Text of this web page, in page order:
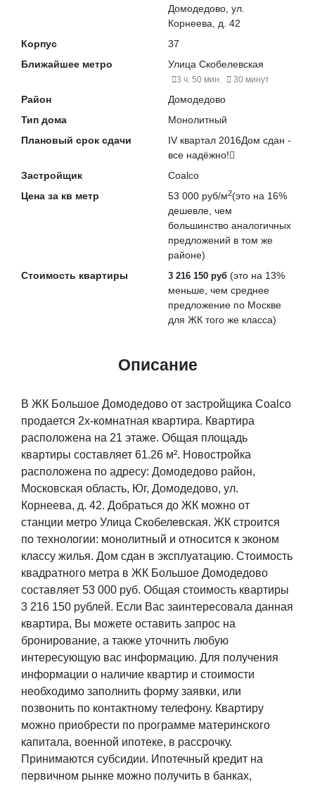
Домодедово, ул.
Корнеева, д. 42
Корпус
37
Ближайшее метро
Улица Скобелевская
3 ч. 50 мин. 30 минут
Район
Домодедово
Тип дома
Монолитный
Плановый срок сдачи
IV квартал 2016Дом сдан -
все надёжно!
Застройщик
Coalco
Цена за кв метр
53 000 руб/м2(это на 16%
дешевле , чем
большинство аналогичных
предложений в том же
районе)
Стоимость квартиры
3 216 150 руб (это на 13%
меньше , чем среднее
предложение по Москве
для ЖК того же класса)
Описание
В ЖК Большое Домодедово от застройщика Coalco
продается 2х-комнатная квартира. Квартира
расположена на 21 этаже. Общая площадь
квартиры составляет 61.26 м². Новостройка
расположена по адресу: Домодедово район,
Московская область, Юг, Домодедово, ул.
Корнеева, д. 42. Добраться до ЖК можно от
станции метро Улица Скобелевская. ЖК строится
по технологии: монолитный и относится к эконом
классу жилья. Дом сдан в эксплуатацию. Стоимость
квадратного метра в ЖК Большое Домодедово
составляет 53 000 руб. Общая стоимость квартиры
3 216 150 рублей. Если Вас заинтересовала данная
квартира, Вы можете оставить запрос на
бронирование, а также уточнить любую
интересующую вас информацию. Для получения
информации о наличие квартир и стоимости
необходимо заполнить форму заявки, или
позвонить по контактному телефону. Квартиру
можно приобрести по программе материнского
капитала, военной ипотеке, в рассрочку.
Принимаются субсидии. Ипотечный кредит на
первичном рынке можно получить в банках,